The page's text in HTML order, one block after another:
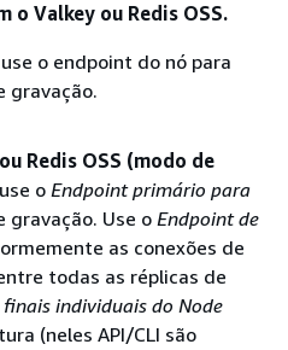
o Valkey ou Redis OSS.
o endpoint do nó para
gravação.
Redis OSS (modo de
o Endpoint primário para
gravação. Use o Endpoint de
as conexões de
todas as réplicas de
individuais do Node
(neles API/CLI são